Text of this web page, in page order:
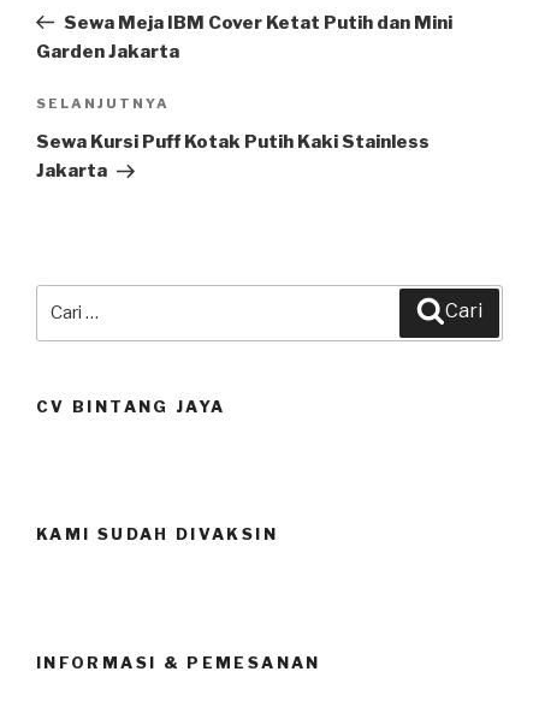
Sebelumnya
Sewa Meja IBM Cover Ketat Putih dan Mini
Garden Jakarta
Pos
Selanjutnya
SELANJUTNYA
Sewa Kursi Puff Kotak Putih Kaki Stainless
Jakarta
Cari
CV BINTANG JAYA
KAMI SUDAH DIVAKSIN
INFORMASI & PEMESANAN